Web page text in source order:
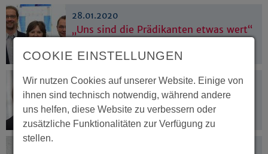
28.01.2020
„Uns sind die Prädikanten etwas wert“
27.01.2020
Innovative Übersetzung
COOKIE EINSTELLUNGEN
Wir nutzen Cookies auf unserer Website. Einige von
ihnen sind technisch notwendig, während andere
uns helfen, diese Website zu verbessern oder
zusätzliche Funktionalitäten zur Verfügung zu
stellen.